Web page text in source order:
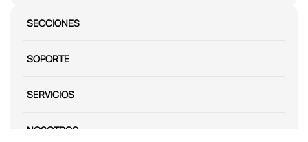
SECCIONES
SOPORTE
SERVICIOS
NOSOTROS